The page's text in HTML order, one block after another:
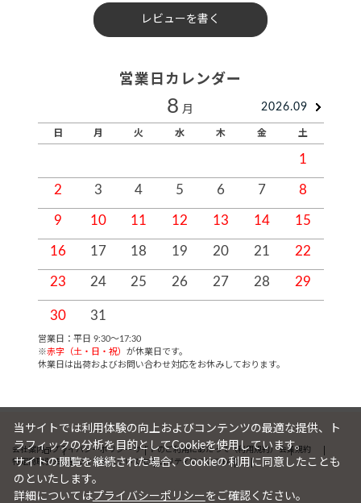
レビューを書く
営業日カレンダー
8 月 2026.09
日 月 火 水 木 金 土
1
2 3 4 5 6 7 8
9 10 11 12 13 14 15
16 17 18 19 20 21 22
23 24 25 26 27 28 29
30 31
営業日：平日 9:30～17:30
※赤字（土・日・祝） が休業日です。
休業日は出荷およびお問い合わせ対応をお休みしております。
会社案内 プライバシーポリシー サイトのご利用にあたって（利用規約）会員規約
特定商取引法に基づく表記についてセキュリティについてFAQ
当サイトでは利用体験の向上およびコンテンツの最適な提供、ト
ラフィックの分析を目的としてCookieを使用しています。
サイトの閲覧を継続された場合、Cookieの利用に同意したことも
のといたします。
詳細についてはプライバシーポリシーをご確認ください。